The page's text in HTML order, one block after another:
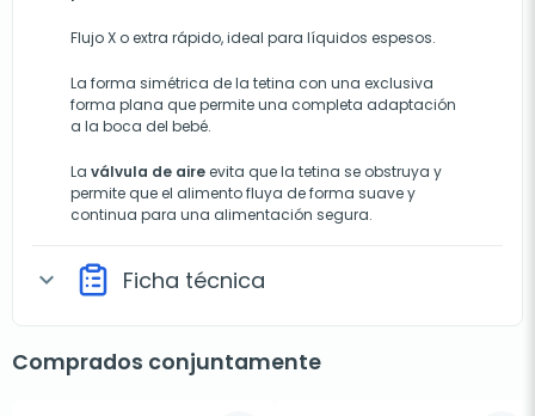
Flujo X o extra rápido, ideal para líquidos espesos.
La forma simétrica de la tetina con una exclusiva
forma plana que permite una completa adaptación
a la boca del bebé.
La válvula de aireevita que la tetina se obstruya y
permite que el alimento fluya de forma suave y
continua para una alimentación segura.
expand_more Ficha técnica
Comprados conjuntamente